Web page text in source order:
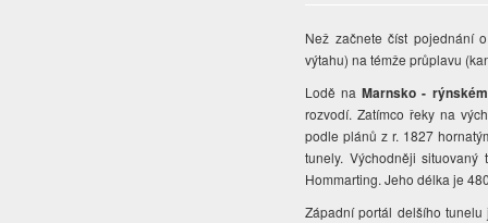
Než začnete číst pojednání
výtahu) na témže průplavu
Lodě naMarnsko -
rozvodí. Zatímco řeky na
podle plánů z r. 1827
tunely. Východněji situovaný
Hommarting. Jeho délka je
Západní portál delšího tunelu